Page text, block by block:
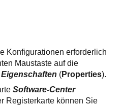
Konfigurationen erforderlich
Maustaste auf die
Eigenschaften (Properties).
Software-Center
Registerkarte können Sie